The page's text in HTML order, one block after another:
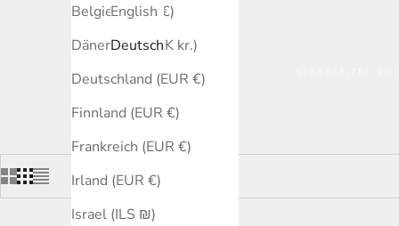
Belgien (EUR €)
Dänemark (DKK kr.)
Deutschland (EUR €)
Finnland (EUR €)
Frankreich (EUR €)
Irland (EUR €)
Israel (ILS ₪)
English
Deutsch